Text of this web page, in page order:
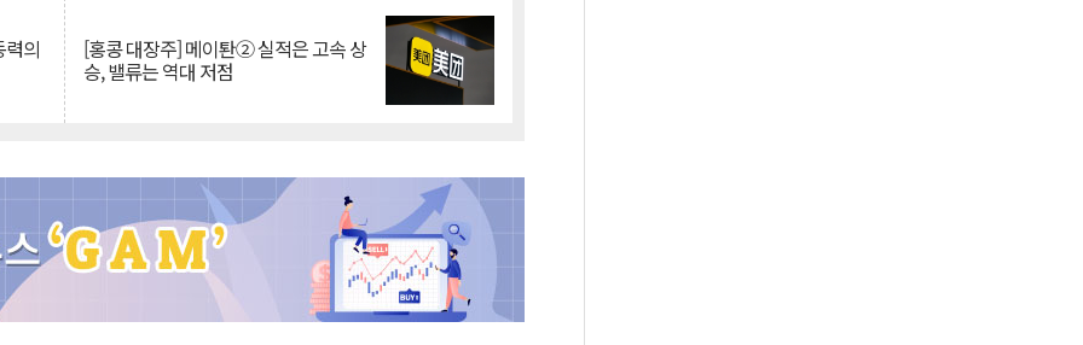
의 [홍콩 대장주] 메이퇀② 실적은 고속 상
승, 밸류는 역대 저점